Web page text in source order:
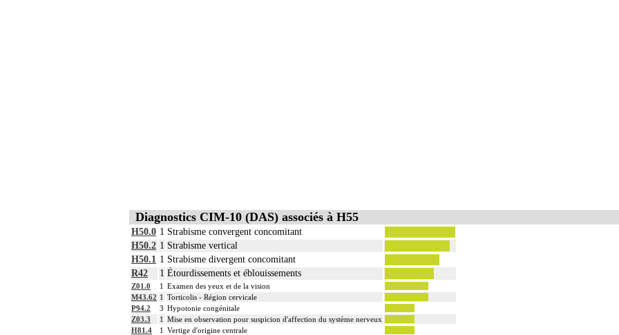
Diagnostics CIM-10 (DAS) associés à H55
H50.0 1 Strabisme convergent concomitant
H50.2 1 Strabisme vertical
H50.1 1 Strabisme divergent concomitant
R42
1 Étourdissements et éblouissements
Z01.0 1 Examen des yeux et de la vision
M43.62 1 Torticolis - Région cervicale
P94.2
3 Hypotonie congénitale
Z03.3
1 Mise en observation pour suspicion d'affection du système nerveux
H81.4
1 Vertige d'origine centrale